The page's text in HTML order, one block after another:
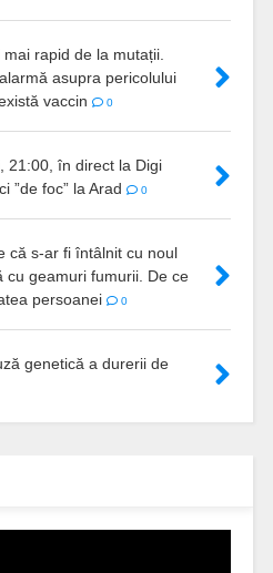
rapid de la mutații.
asupra pericolului
vaccin
0
21:00, în direct la Digi
”de foc” la Arad
0
că s-ar fi întâlnit cu noul
cu geamuri fumurii. De ce
persoanei
0
genetică a durerii de